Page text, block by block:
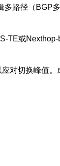
路径（BGP
TE或
对切换峰值